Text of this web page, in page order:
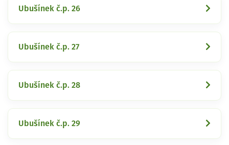
Ubušínek č.p. 26
Ubušínek č.p. 27
Ubušínek č.p. 28
Ubušínek č.p. 29